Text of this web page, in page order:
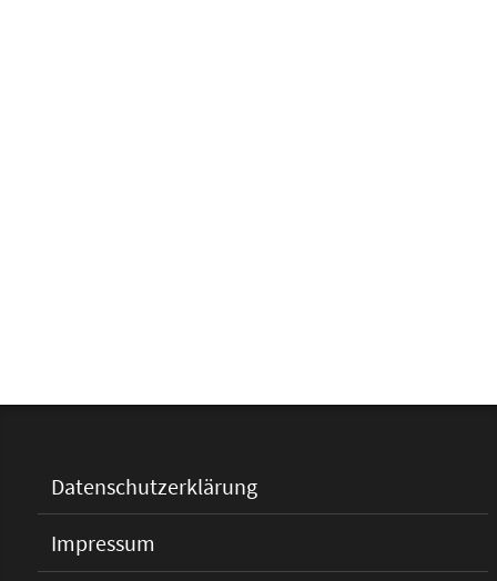
Datenschutzerklärung
Impressum